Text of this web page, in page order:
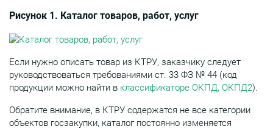
Рисунок 1. Каталог товаров, работ, услуг
Если нужно описать товар из КТРУ, заказчику следует
руководствоваться требованиями ст. 33 ФЗ № 44 (код
продукции можно найти в классификаторе ОКПД, ОКПД2).
Обратите внимание, в КТРУ содержатся не все категории
объектов госзакупки, каталог постоянно изменяется